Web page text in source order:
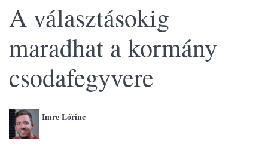
A választásokig
maradhat a kormány
csodafegyvere
Imre Lőrinc